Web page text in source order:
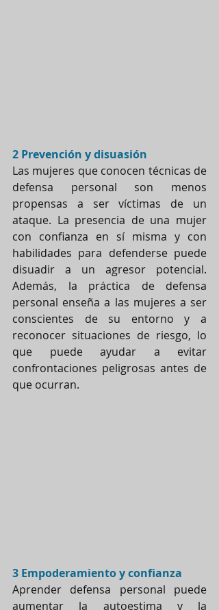
2 Prevención y disuasión
Las mujeres que conocen técnicas de
defensa personal son menos
propensas a ser víctimas de un
ataque. La presencia de una mujer
con confianza en sí misma y con
habilidades para defenderse puede
disuadir a un agresor potencial.
Además, la práctica de defensa
personal enseña a las mujeres a ser
conscientes de su entorno y a
reconocer situaciones de riesgo, lo
que puede ayudar a evitar
confrontaciones peligrosas antes de
que ocurran.
3 Empoderamiento y confianza
Aprender defensa personal puede
aumentar la autoestima y la